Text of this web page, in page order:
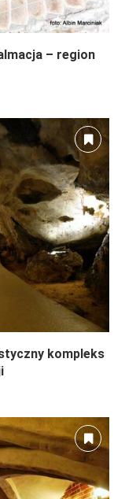
– region
kompleks